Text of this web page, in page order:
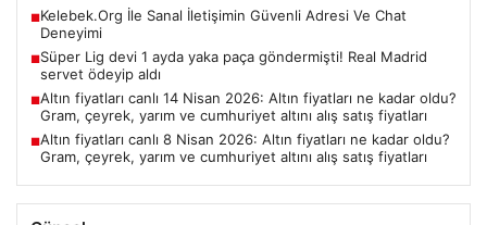
■Kelebek.Org İle Sanal İletişimin Güvenli Adresi Ve Chat
Deneyimi
■Süper Lig devi 1 ayda yaka paça göndermişti! Real Madrid
servet ödeyip aldı
■Altın fiyatları canlı 14 Nisan 2026: Altın fiyatları ne kadar oldu?
Gram, çeyrek, yarım ve cumhuriyet altını alış satış fiyatları
■Altın fiyatları canlı 8 Nisan 2026: Altın fiyatları ne kadar oldu?
Gram, çeyrek, yarım ve cumhuriyet altını alış satış fiyatları